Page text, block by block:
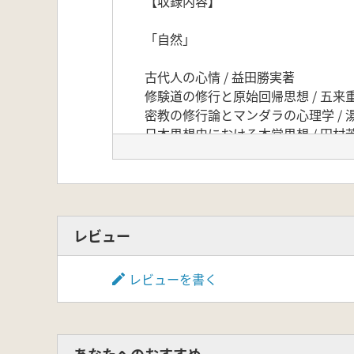
「自然」
古代人の心情 / 益田勝実著
修験道の修行と原始回帰思想 / 五来
密教の修行論とマンダラの心理学 /
日本思想史における本覚思想 / 田村
国学・和歌・自然 / 桑野敬仁著
「知性」
レビュー
レビューを書く